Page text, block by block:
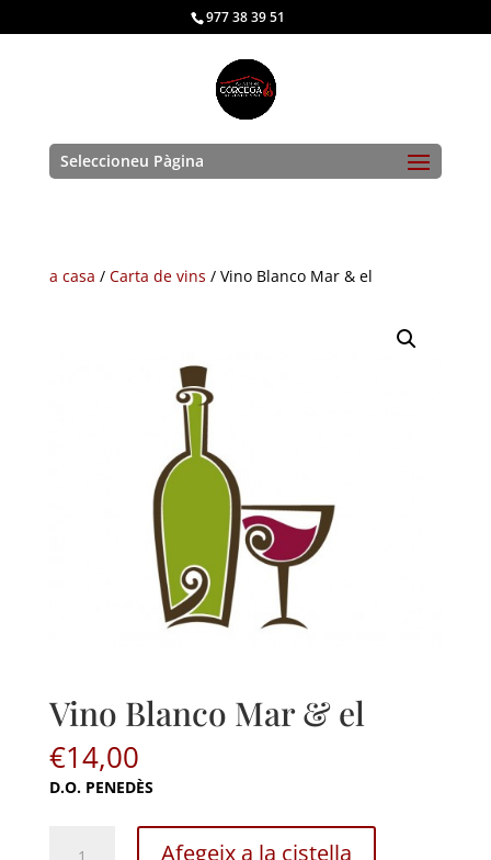
977 38 39 51
Seleccioneu Pàgina
a casa / Carta de vins / Vino Blanco Mar& el
Vino Blanco Mar& el
€14,00
D.O. PENEDÈS
Afegeix a la cistella